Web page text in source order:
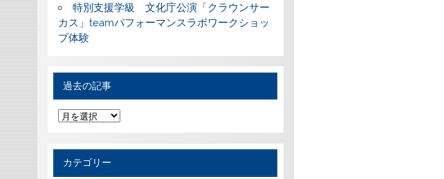
特別支援学級 文化庁公演「クラウンサー
カス」teamパフォーマンスラボワークショッ
プ体験
過去の記事
過
去
カテゴリー